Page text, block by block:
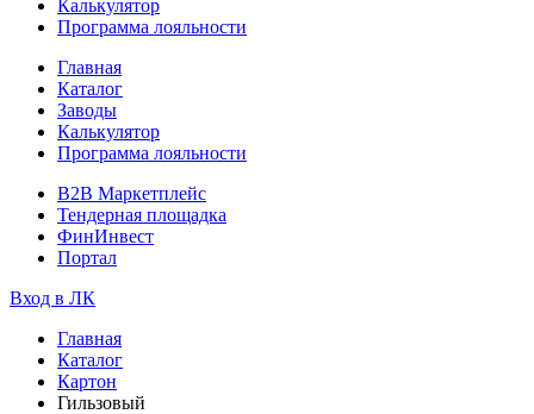
Калькулятор
Программа лояльности
Главная
Каталог
Заводы
Калькулятор
Программа лояльности
B2B Маркетплейс
Тендерная площадка
ФинИнвест
Портал
Вход в ЛК
Главная
Каталог
Картон
Гильзовый